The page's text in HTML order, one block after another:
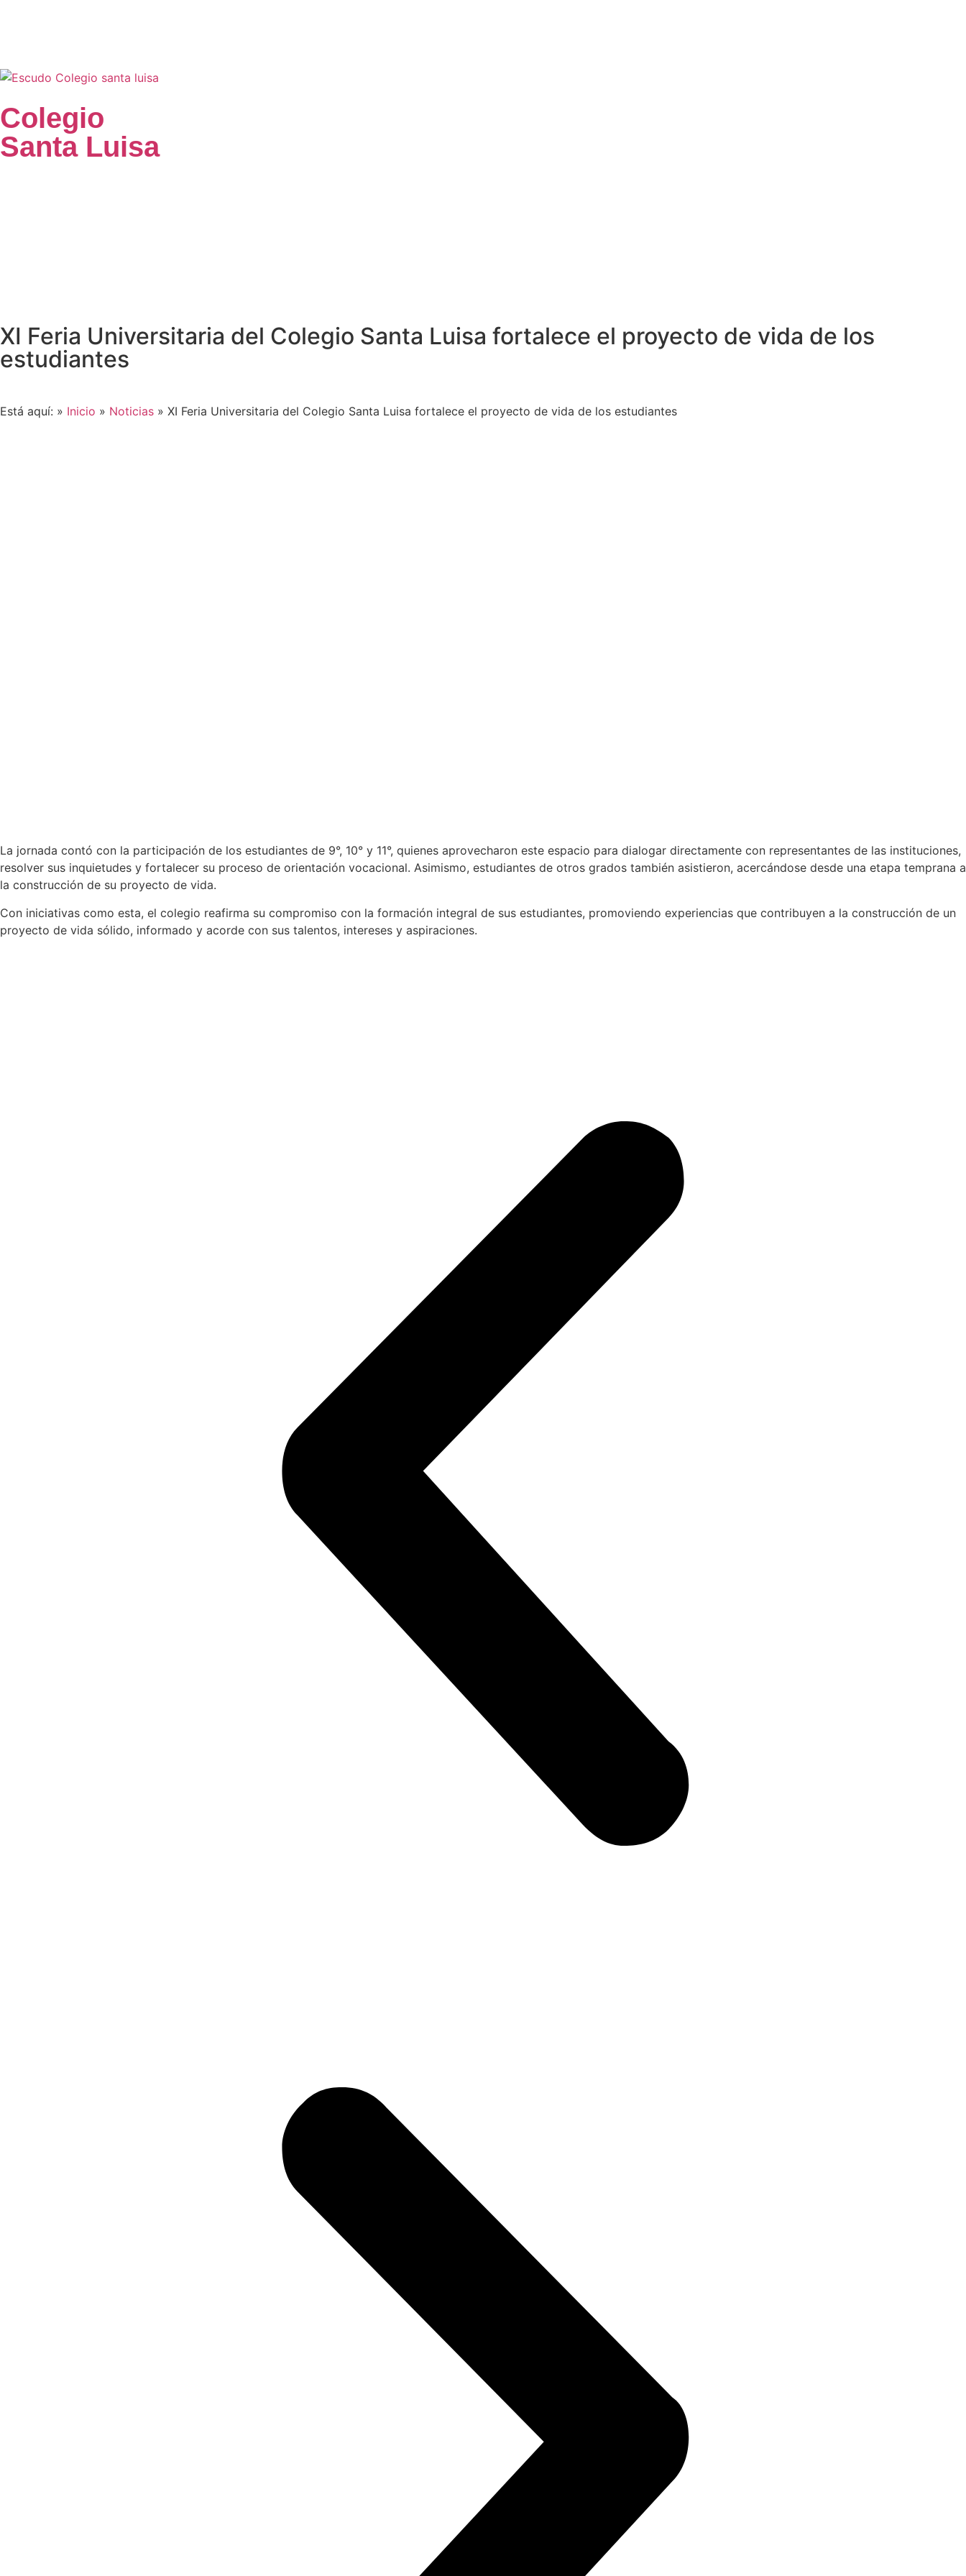
Colegio
Santa Luisa
XI Feria Universitaria del Colegio Santa Luisa fortalece el proyecto de vida de los
estudiantes
Está aquí: » Inicio » Noticias » XI Feria Universitaria del Colegio Santa Luisa fortalece el proyecto de vida de los estudiantes
La jornada contó con la participación de los estudiantes de 9°, 10° y 11°, quienes aprovecharon este espacio para dialogar directamente con representantes de las instituciones,
resolver sus inquietudes y fortalecer su proceso de orientación vocacional. Asimismo, estudiantes de otros grados también asistieron, acercándose desde una etapa temprana a
la construcción de su proyecto de vida.
Con iniciativas como esta, el colegio reafirma su compromiso con la formación integral de sus estudiantes, promoviendo experiencias que contribuyen a la construcción de un
proyecto de vida sólido, informado y acorde con sus talentos, intereses y aspiraciones.